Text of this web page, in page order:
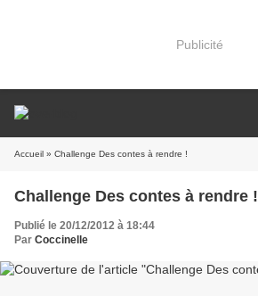
Publicité
Accueil » Challenge Des contes à rendre !
Challenge Des contes à rendre !
Publié le 20/12/2012 à 18:44
Par Coccinelle